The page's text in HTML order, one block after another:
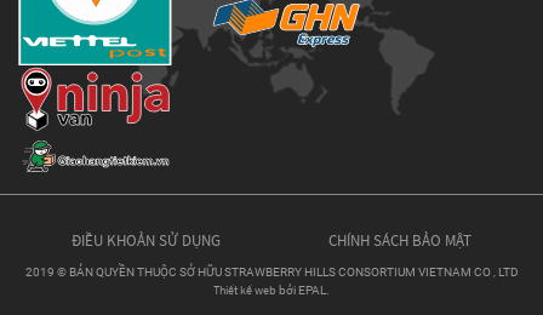
ĐIỀU KHOẢN SỬ DỤNG CHÍNH SÁCH BẢO MẬT
2019 © BẢN QUYỀN THUỘC SỞ HỮU STRAWBERRY HILLS CONSORTIUM VIETNAM CO , LTD
Thiết kế web bởi EPAL.